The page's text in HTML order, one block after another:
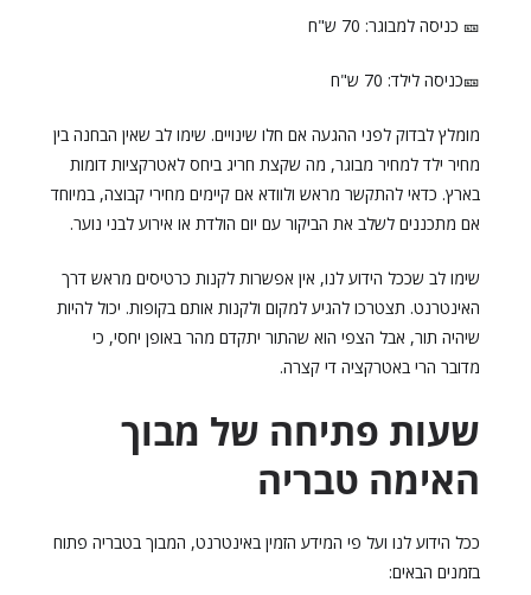
🎫 כניסה למבוגר: 70 ש"ח
🎫כניסה לילד: 70 ש"ח
מומלץ לבדוק לפני ההגעה אם חלו שינויים. שימו לב שאין הבחנה בין
מחיר ילד למחיר מבוגר, מה שקצת חריג ביחס לאטרקציות דומות
בארץ. כדאי להתקשר מראש ולוודא אם קיימים מחירי קבוצה, במיוחד
אם מתכננים לשלב את הביקור עם יום הולדת או אירוע לבני נוער.
שימו לב שככל הידוע לנו, אין אפשרות לקנות כרטיסים מראש דרך
האינטרנט. תצטרכו להגיע למקום ולקנות אותם בקופות. יכול להיות
שיהיה תור, אבל הצפי הוא שהתור יתקדם מהר באופן יחסי, כי
מדובר הרי באטרקציה די קצרה.
שעות פתיחה של מבוך
האימה טבריה
ככל הידוע לנו ועל פי המידע הזמין באינטרנט, המבוך בטבריה פתוח
בזמנים הבאים: